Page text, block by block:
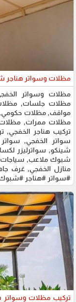
مظلات وسواتر هناجر شبوك
مظلات وسواتر
مظلات جلسات,
مواقف, مظلات
مظلات ممرات, مظلات
تركيب هناجر الخفجي,
سواتر الخفجي,
شينكو, سواترليزر
شبوك ملاعب, سياجات
منازل الخفجي, غرف
#سواتر #هناجر
تركيب مظلات وسواتر